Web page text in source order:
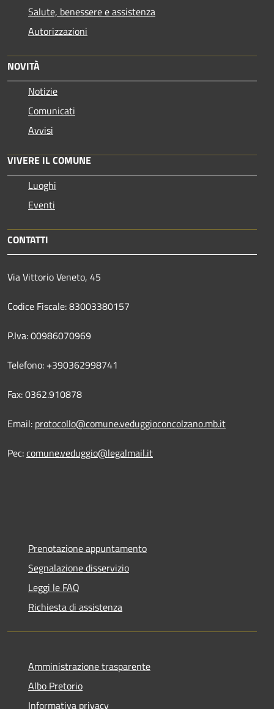
Salute, benessere e assistenza
Autorizzazioni
NOVITÀ
Notizie
Comunicati
Avvisi
VIVERE IL COMUNE
Luoghi
Eventi
CONTATTI
Via Vittorio Veneto, 45
Codice Fiscale: 83003380157
P.Iva: 00986070969
Telefono: +390362998741
Fax: 0362.910878
Email: protocollo@comune.veduggioconcolzano.mb.it
Pec:comune.veduggio@legalmail.it
Prenotazione appuntamento
Segnalazione disservizio
Leggi le FAQ
Richiesta di assistenza
Amministrazione trasparente
Albo Pretorio
Informativa privacy